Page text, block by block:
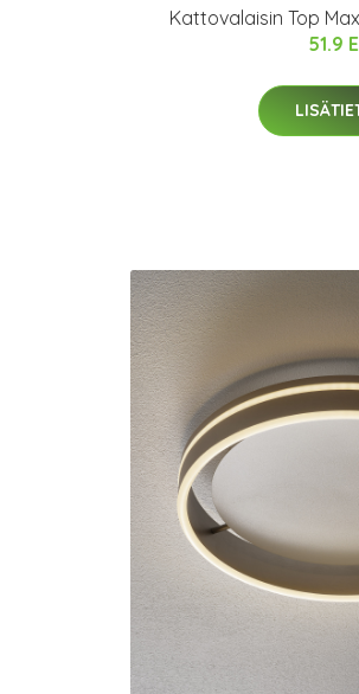
Kattovalaisin Top
51.9